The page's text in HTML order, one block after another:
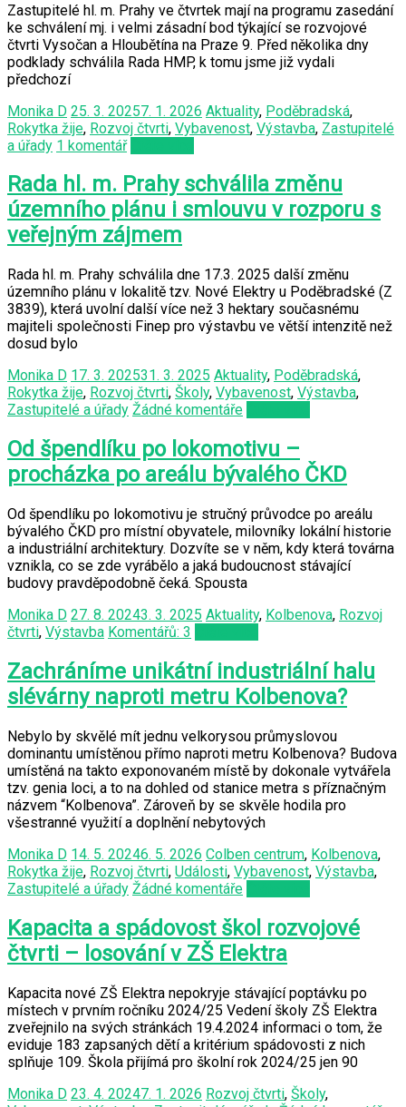
Zastupitelé hl. m. Prahy ve čtvrtek mají na programu zasedání
ke schválení mj. i velmi zásadní bod týkající se rozvojové
čtvrti Vysočan a Hloubětína na Praze 9. Před několika dny
podklady schválila Rada HMP, k tomu jsme již vydali
předchozí
Monika D 25. 3. 20257. 1. 2026 Aktuality, Poděbradská,
Rokytka žije, Rozvoj čtvrti, Vybavenost, Výstavba, Zastupitelé
a úřady 1 komentář
Rada hl. m. Prahy schválila změnu
územního plánu i smlouvu v rozporu s
veřejným zájmem
Rada hl. m. Prahy schválila dne 17.3. 2025 další změnu
územního plánu v lokalitě tzv. Nové Elektry u Poděbradské (Z
3839), která uvolní další více než 3 hektary současnému
majiteli společnosti Finep pro výstavbu ve větší intenzitě než
dosud bylo
Monika D 17. 3. 202531. 3. 2025 Aktuality, Poděbradská,
Rokytka žije, Rozvoj čtvrti, Školy, Vybavenost, Výstavba,
Zastupitelé a úřady Žádné komentáře
Od špendlíku po lokomotivu –
procházka po areálu bývalého ČKD
Od špendlíku po lokomotivu je stručný průvodce po areálu
bývalého ČKD pro místní obyvatele, milovníky lokální historie
a industriální architektury. Dozvíte se v něm, kdy která továrna
vznikla, co se zde vyrábělo a jaká budoucnost stávající
budovy pravděpodobně čeká. Spousta
Monika D 27. 8. 20243. 3. 2025 Aktuality, Kolbenova, Rozvoj
čtvrti, Výstavba Komentářů: 3
Zachráníme unikátní industriální halu
slévárny naproti metru Kolbenova?
Nebylo by skvělé mít jednu velkorysou průmyslovou
dominantu umístěnou přímo naproti metru Kolbenova? Budova
umístěná na takto exponovaném místě by dokonale vytvářela
tzv. genia loci, a to na dohled od stanice metra s příznačným
názvem “Kolbenova”. Zároveň by se skvěle hodila pro
všestranné využití a doplnění nebytových
Monika D 14. 5. 20246. 5. 2026 Colben centrum, Kolbenova,
Rokytka žije, Rozvoj čtvrti, Události, Vybavenost, Výstavba,
Zastupitelé a úřady Žádné komentáře
Kapacita a spádovost škol rozvojové
čtvrti – losování v ZŠ Elektra
Kapacita nové ZŠ Elektra nepokryje stávající poptávku po
místech v prvním ročníku 2024/25 Vedení školy ZŠ Elektra
zveřejnilo na svých stránkách 19.4.2024 informaci o tom, že
eviduje 183 zapsaných dětí a kritérium spádovosti z nich
splňuje 109. Škola přijímá pro školní rok 2024/25 jen 90
Monika D 23. 4. 20247. 1. 2026 Rozvoj čtvrti, Školy,